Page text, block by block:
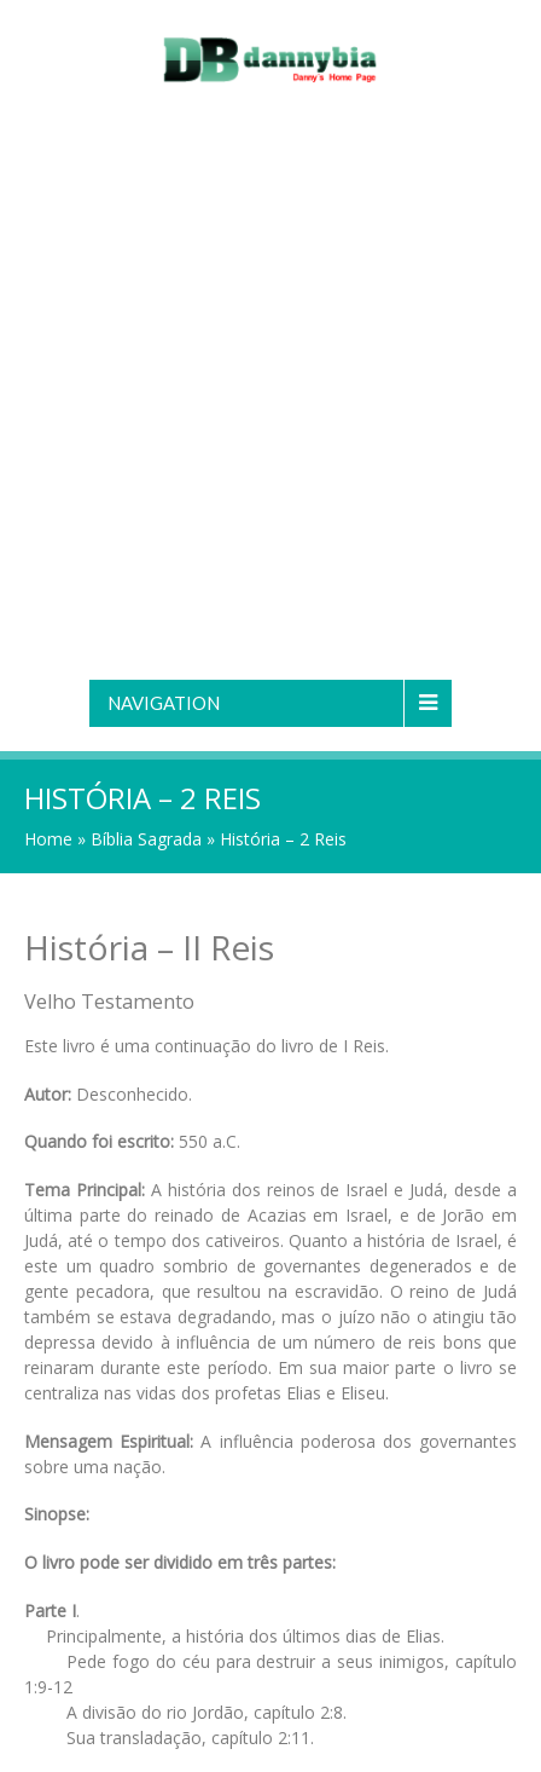
NAVIGATION
HISTÓRIA – 2 REIS
Home » Bíblia Sagrada » História – 2 Reis
História – II Reis
Velho Testamento
Este livro é uma continuação do livro de I Reis.
Autor: Desconhecido.
Quando foi escrito: 550 a.C.
Tema Principal:A história dos reinos de Israel e Judá, desde a
última parte do reinado de Acazias em Israel, e de Jorão em
Judá, até o tempo dos cativeiros. Quanto a história de Israel, é
este um quadro sombrio de governantes degenerados e de
gente pecadora, que resultou na escravidão. O reino de Judá
também se estava degradando, mas o juízo não o atingiu tão
depressa devido à influência de um número de reis bons que
reinaram durante este período. Em sua maior parte o livro se
centraliza nas vidas dos profetas Elias e Eliseu.
Mensagem Espiritual: A influência poderosa dos governantes
sobre uma nação.
Sinopse:
O livro pode ser dividido em três partes:
Parte I.
Principalmente, a história dos últimos dias de Elias.
Pede fogo do céu para destruir a seus inimigos, capítulo
1:9-12
A divisão do rio Jordão, capítulo 2:8.
Sua transladação, capítulo 2:11.